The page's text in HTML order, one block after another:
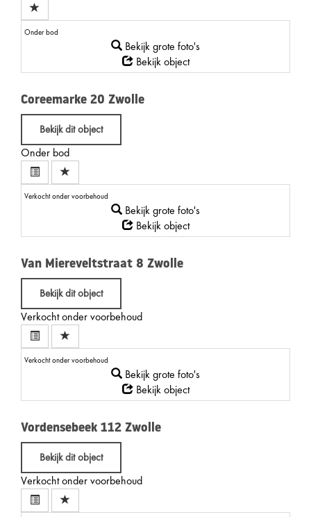
Onder bod
Bekijk grote foto's
Bekijk object
Coreemarke 20 Zwolle
Bekijk dit object
Onder bod
Verkocht onder voorbehoud
Bekijk grote foto's
Bekijk object
Van Miereveltstraat 8 Zwolle
Bekijk dit object
Verkocht onder voorbehoud
Verkocht onder voorbehoud
Bekijk grote foto's
Bekijk object
Vordensebeek 112 Zwolle
Bekijk dit object
Verkocht onder voorbehoud